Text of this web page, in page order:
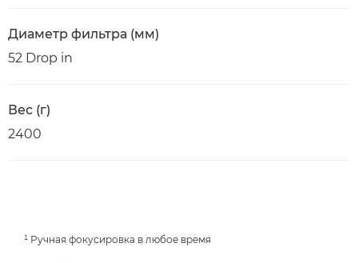
Диаметр фильтра (мм)
52 Drop in
Вес (г)
2400
¹ Ручная фокусировка в любое время